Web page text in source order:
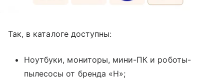
Так, в каталоге доступны:
Ноутбуки, мониторы, мини-ПК и роботы-
пылесосы от бренда «H»;